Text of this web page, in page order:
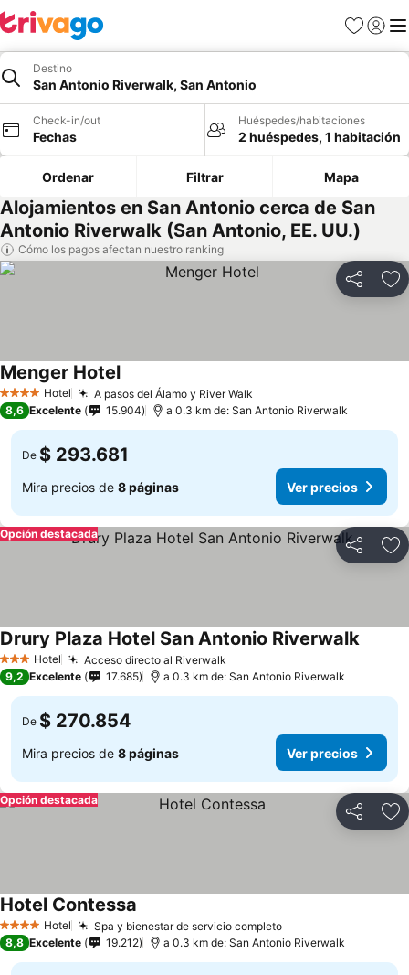
Favoritos
Iniciar
Destino
San Antonio Riverwalk, San Antonio
Check-in/out
Fechas
Huéspedes/habitaciones
2 huéspedes, 1 habitación
Ordenar Filtrar Mapa
Alojamientos en San Antonio cerca de San
Antonio Riverwalk (San Antonio, EE. UU.)
Cómo los pagos afectan nuestro ranking
Compartir
4 EstrellasHotel A pasos del Álamo y River Walk
Menger Hotel
8,6 Excelente 15.904 a 0.3 km de: San Antonio Riverwalk
De $ 293.681
Mira precios de 8 páginas Ver precios
Compartir
Opción destacada
3 Estrellas
Hotel Acceso directo al Riverwalk
Drury Plaza Hotel San Antonio Riverwalk
9,2 Excelente 17.685 a 0.3 km de: San Antonio Riverwalk
De $ 270.854
Mira precios de 8 páginas Ver precios
Compartir
Opción destacada
4 EstrellasHotel Spa y bienestar de servicio completo
Hotel Contessa
8,8 Excelente 19.212 a 0.3 km de: San Antonio Riverwalk